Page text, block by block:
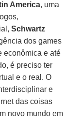
America, uma
Schwartz
dos games
econômica e até
é preciso ter
e o real. O
e
das coisas
novo mundo em